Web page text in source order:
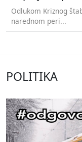
Odlukom Kriznog
narednom peri...
POLITIKA